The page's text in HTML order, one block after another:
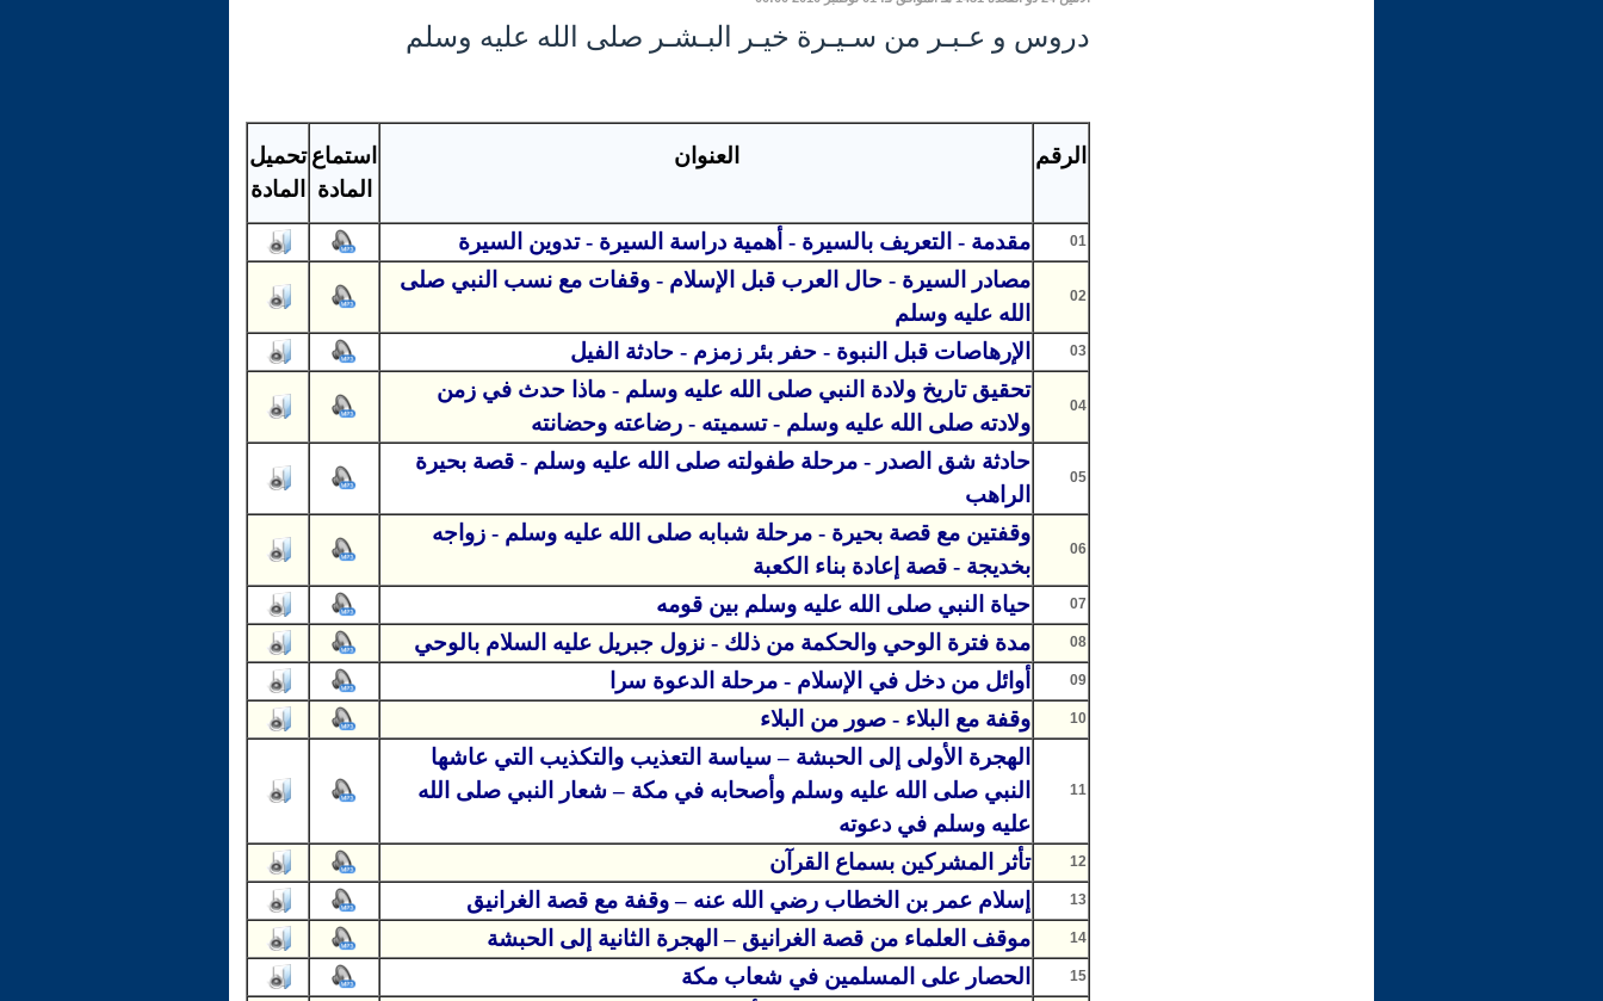
دروس و عـبـر من سـيـرة خيـر البـشـر صلى الله عليه وسلم
الرقم العنوان
استماع
المادة
تحميل
المادة
01 مقدمة - التعريف بالسيرة - أهمية دراسة السيرة - تدوين السيرة
02
مصادر السيرة - حال العرب قبل الإسلام - وقفات مع نسب النبي صلى
الله عليه وسلم
03 الإرهاصات قبل النبوة - حفر بئر زمزم - حادثة الفيل
04
تحقيق تاريخ ولادة النبي صلى الله عليه وسلم - ماذا حدث في زمن
ولادته صلى الله عليه وسلم - تسميته - رضاعته وحضانته
05
حادثة شق الصدر - مرحلة طفولته صلى الله عليه وسلم - قصة بحيرة
الراهب
06
وقفتين مع قصة بحيرة - مرحلة شبابه صلى الله عليه وسلم - زواجه
بخديجة - قصة إعادة بناء الكعبة
07 حياة النبي صلى الله عليه وسلم بين قومه
08 مدة فترة الوحي والحكمة من ذلك - نزول جبريل عليه السلام بالوحي
09 أوائل من دخل في الإسلام - مرحلة الدعوة سرا
10 وقفة مع البلاء - صور من البلاء
11
الهجرة الأولى إلى الحبشة – سياسة التعذيب والتكذيب التي عاشها
النبي صلى الله عليه وسلم وأصحابه في مكة – شعار النبي صلى الله
عليه وسلم في دعوته
12 تأثر المشركين بسماع القرآن
13 إسلام عمر بن الخطاب رضي الله عنه – وقفة مع قصة الغرانيق
14 موقف العلماء من قصة الغرانيق – الهجرة الثانية إلى الحبشة
15 الحصار على المسلمين في شعاب مكة